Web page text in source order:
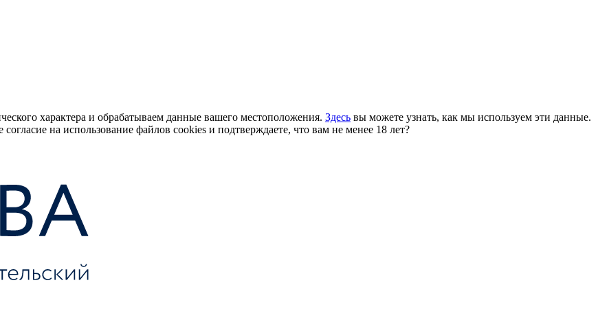
характера и обрабатываем данные вашего местоположения. Здесь вы можете узнать, как мы используем эти данные.
на использование файлов cookies и подтверждаете, что вам не менее 18 лет?